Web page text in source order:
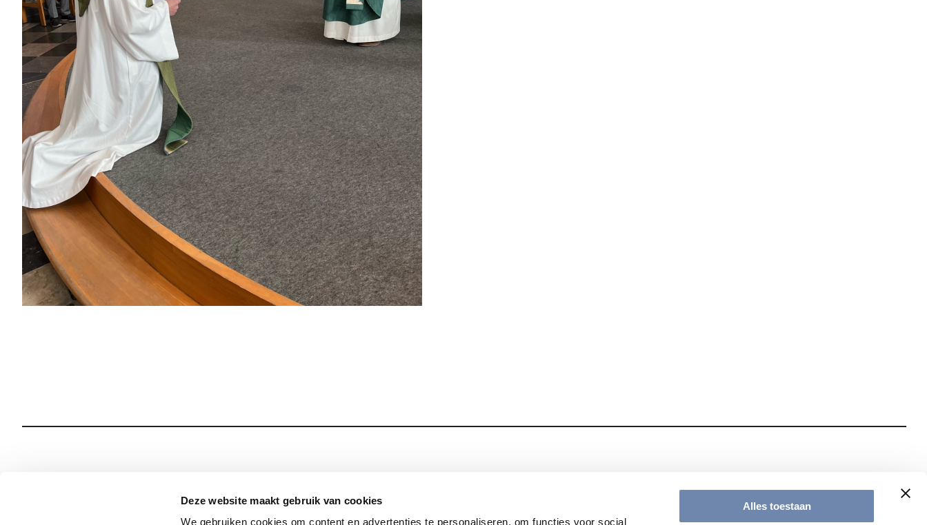
Deze website maakt gebruik van cookies
We gebruiken cookies om content en advertenties te personaliseren, om functies voor social
Alles toestaan
Onze Spiritualiteit
Blijf op de hoogte met onze nieuwsbrief